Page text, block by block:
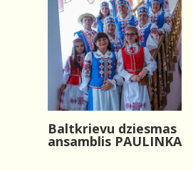
Baltkrievu dziesmas
ansamblis PAULINKA